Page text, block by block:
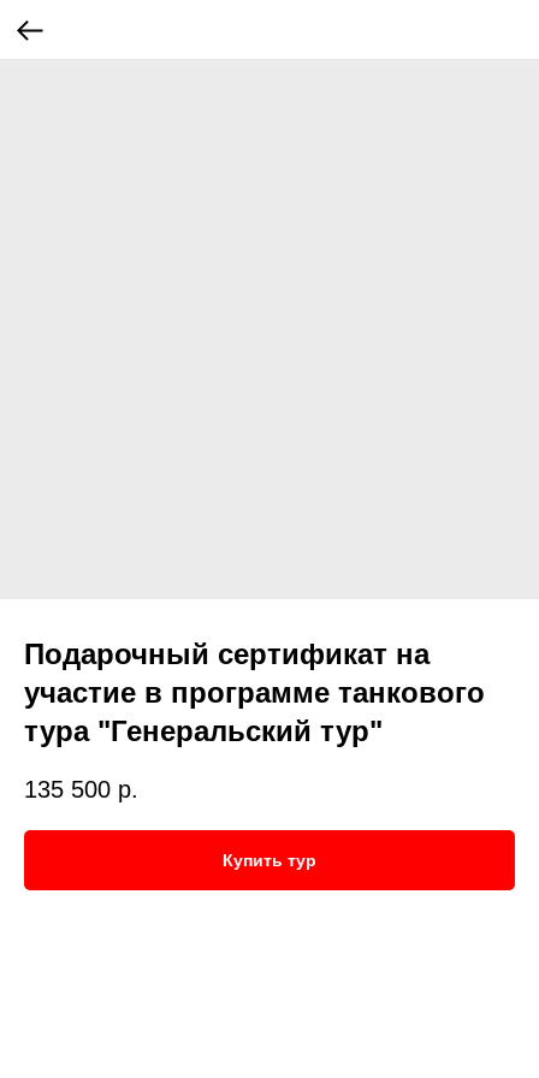
Подарочный сертификат на
участие в программе танкового
тура "Генеральский тур"
135 500 р.
Купить тур